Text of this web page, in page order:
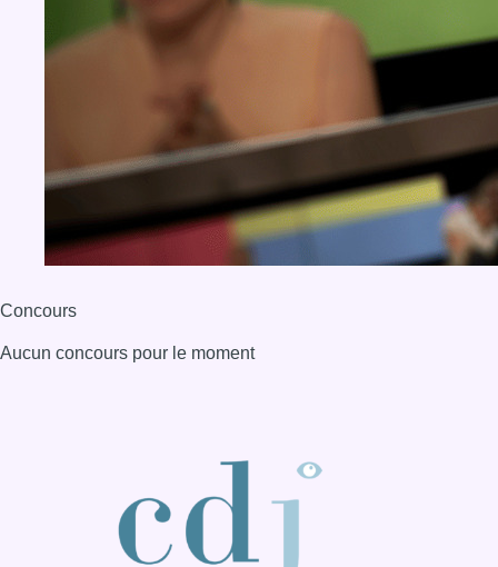
Concours
Aucun concours pour le moment